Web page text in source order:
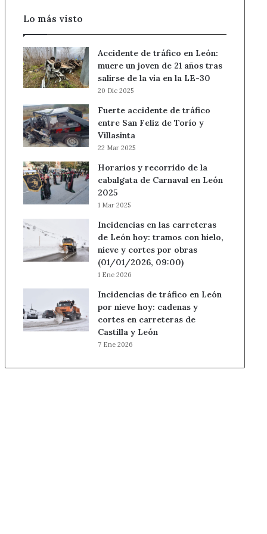
Lo más visto
Accidente de tráfico en León:
muere un joven de 21 años tras
salirse de la vía en la LE-30
20 Dic 2025
Fuerte accidente de tráfico
entre San Feliz de Torío y
Villasinta
22 Mar 2025
Horarios y recorrido de la
cabalgata de Carnaval en León
2025
1 Mar 2025
Incidencias en las carreteras
de León hoy: tramos con hielo,
nieve y cortes por obras
(01/01/2026, 09:00)
1 Ene 2026
Incidencias de tráfico en León
por nieve hoy: cadenas y
cortes en carreteras de
Castilla y León
7 Ene 2026